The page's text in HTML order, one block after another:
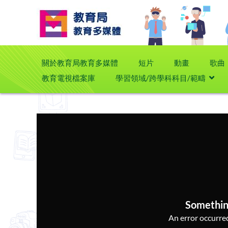
關於教育局教育多媒體 短片 動畫
歌曲
教育電視檔案庫
學習領域/跨學科科目/範疇
An error